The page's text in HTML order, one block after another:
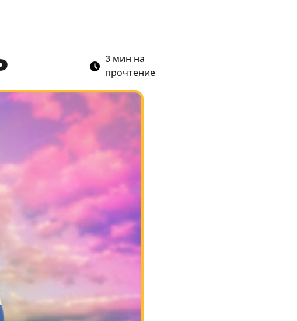
3 мин на
прочтение